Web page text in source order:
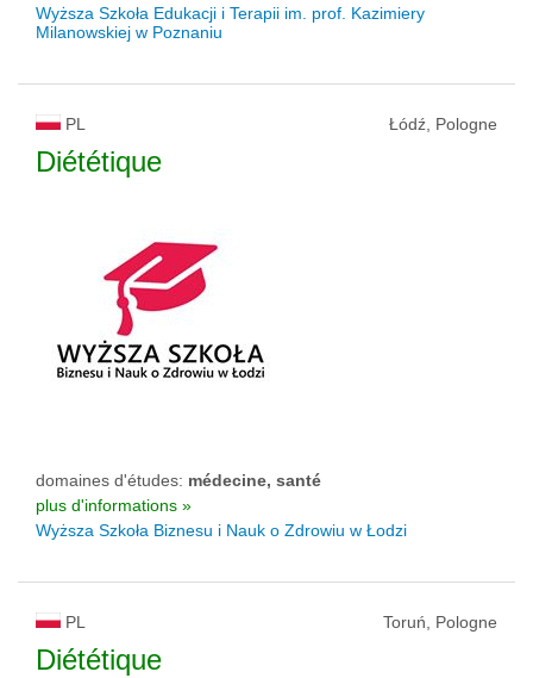
Wyższa Szkoła Edukacji i Terapii im. prof. Kazimiery
Milanowskiej w Poznaniu
PL Łódź, Pologne
Diététique
domaines d'études: médecine, santé
plus d'informations »
Wyższa Szkoła Biznesu i Nauk o Zdrowiu w Łodzi
PL Toruń, Pologne
Diététique